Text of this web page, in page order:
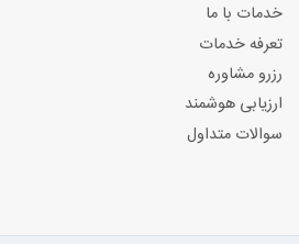
خدمات با ما
تعرفه خدمات
رزرو مشاوره
ارزیابی هوشمند
سوالات متداول